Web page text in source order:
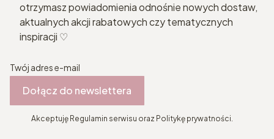
otrzymasz powiadomienia odnośnie nowych dostaw,
aktualnych akcji rabatowych czy tematycznych
inspiracji ♡
Twój adres e-mail
Dołącz do newslettera
Akceptuję Regulamin serwisu oraz Politykę prywatności.